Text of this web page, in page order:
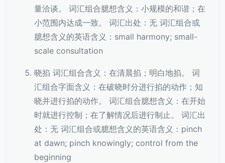
量洽谈。 词汇组合臆想含义：小规模的和谐；在
小范围内达成一致。 词汇出处：无 词汇组合或
臆想含义的英语含义：small harmony; small-
scale consultation
晓掐 词汇组合含义：在清晨掐；明白地掐。 词
汇组合字面含义：在破晓时分进行掐的动作；知
晓并进行掐的动作。 词汇组合臆想含义：在开始
时就进行控制；在了解情况后进行制止。 词汇出
处：无 词汇组合或臆想含义的英语含义：pinch
at dawn; pinch knowingly; control from the
beginning